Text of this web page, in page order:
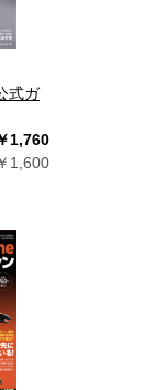
式ガ
1,760
1,600